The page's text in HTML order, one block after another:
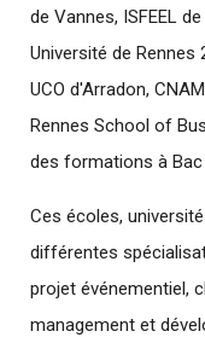
de Vannes, ISFEEL
Université de Rennes
UCO d'Arradon,
Rennes School of
des formations à
Ces écoles,
différentes
projet événementiel,
management et